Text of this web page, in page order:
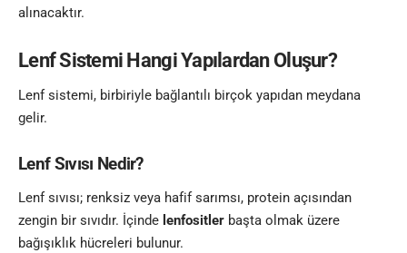
alınacaktır.
Lenf Sistemi Hangi Yapılardan Oluşur?
Lenf sistemi, birbiriyle bağlantılı birçok yapıdan meydana
gelir.
Lenf Sıvısı Nedir?
Lenf sıvısı; renksiz veya hafif sarımsı, protein açısından
zengin bir sıvıdır. İçinde lenfositler başta olmak üzere
bağışıklık hücreleri bulunur.